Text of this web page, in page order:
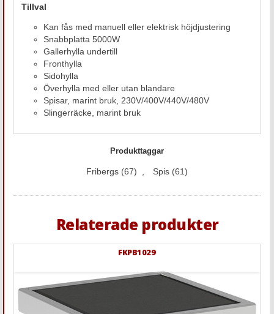
Tillval
Kan fås med manuell eller elektrisk höjdjustering
Snabbplatta 5000W
Gallerhylla undertill
Fronthylla
Sidohylla
Överhylla med eller utan blandare
Spisar, marint bruk, 230V/400V/440V/480V
Slingerräcke, marint bruk
Produkttaggar
Fribergs (67) Spis (61)
Relaterade produkter
FKPB1029